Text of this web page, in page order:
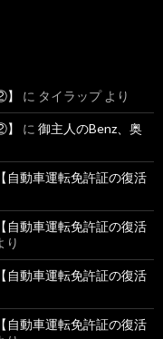
に タイラップより
に 御主人のBenz、奥
動車運転免許証の復活
動車運転免許証の復活
り
動車運転免許証の復活
動車運転免許証の復活